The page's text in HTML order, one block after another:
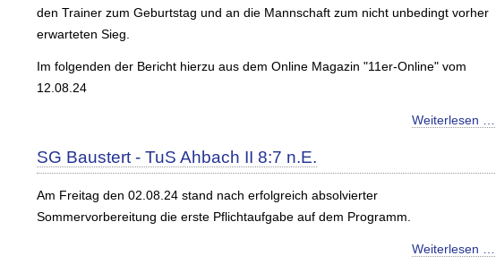
den Trainer zum Geburtstag und an die Mannschaft zum nicht unbedingt vorher
erwarteten Sieg.
Im folgenden der Bericht hierzu aus dem Online Magazin "11er-Online" vom
12.08.24
Weiterlesen …
SG Baustert - TuS Ahbach II 8:7 n.E.
Am Freitag den 02.08.24 stand nach erfolgreich absolvierter
Sommervorbereitung die erste Pflichtaufgabe auf dem Programm.
Weiterlesen …